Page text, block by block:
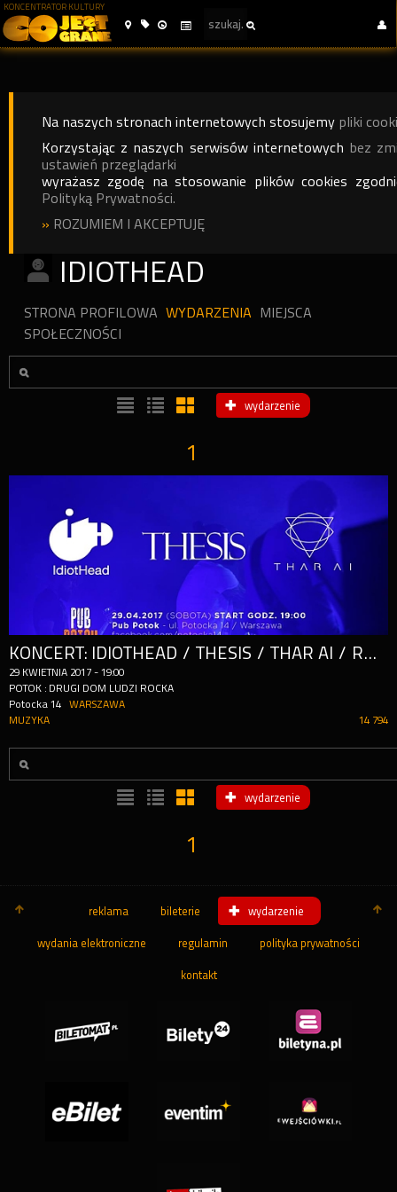
KONCENTRATOR KULTURY
Na naszych stronach internetowych stosujemy pliki
Korzystając z naszych serwisów internetowych bez
ustawień przeglądarki
wyrażasz zgodę na stosowanie plików cookies
Polityką Prywatności.
» ROZUMIEM I AKCEPTUJĘ
IDIOTHEAD
STRONA PROFILOWA WYDARZENIA MIEJSCA
SPOŁECZNOŚCI
wydarzenie
1
KONCERT: IDIOTHEAD / THESIS / THAR AI / ROCKOTEKA
29 KWIETNIA 2017 -19:00
POTOK : DRUGI DOM LUDZI ROCKA
Potocka 14
WARSZAWA
14 794
MUZYKA
wydarzenie
1
reklama bileterie wydarzenie
wydania elektroniczne regulamin polityka prywatności
kontakt